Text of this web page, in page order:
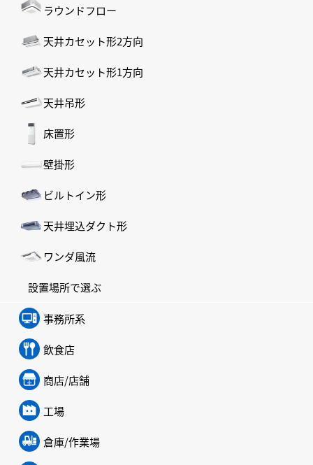
ラウンドフロー
天井カセット形2方向
天井カセット形1方向
天井吊形
床置形
壁掛形
ビルトイン形
天井埋込ダクト形
ワンダ風流
設置場所で選ぶ
事務所系
飲食店
商店/店舗
工場
倉庫/作業場